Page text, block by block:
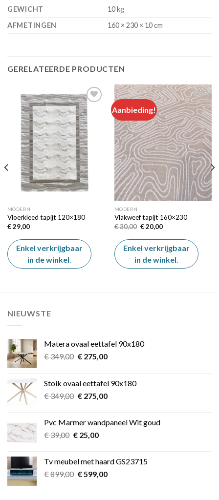
GEWICHT
10 kg
AFMETINGEN
160 × 230 × 10 cm
GERELATEERDE PRODUCTEN
Add to
wishlist
MODERN
Vloerkleed tapijt 120×180
€29,00
Enkel verkrijgbaar
in de winkel.
Aanbieding!
Add to
wishlist
MODERN
Vlakweef tapijt 160×230
€30,00 Oorspronkelijke
was:
€ 30,00.
€20,00Huidige
is:
€ 20,00.
Enkel verkrijgbaar
in de winkel.
NIEUWSTE
Matera ovaal eettafel 90x180
€349,00 Oorspronkelijke
€ 349,00.
€275,00Huidige
€ 275,00.
Stoik ovaal eettafel 90x180
€349,00 Oorspronkelijke
€ 349,00.
€275,00Huidige
€ 275,00.
Pvc Marmer wandpaneel Wit goud
€39,00 Oorspronkelijke
€ 39,00.
€25,00Huidige
€ 25,00.
Tv meubel met haard GS23715
€899,00 Oorspronkelijke
€599,00Huidige